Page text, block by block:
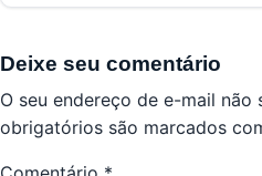
Deixe seu comentário
O seu endereço de e-mail não
obrigatórios são marcados